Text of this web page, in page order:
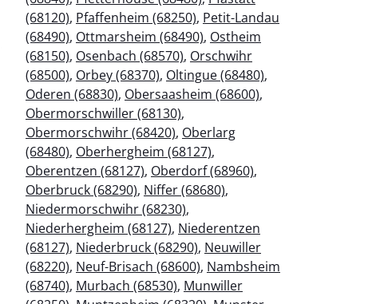
(68120), Pfaffenheim (68250), Petit-Landau
(68490), Ottmarsheim (68490), Ostheim
(68150), Osenbach (68570), Orschwihr
(68500), Orbey (68370), Oltingue (68480),
Oderen (68830), Obersaasheim (68600),
Obermorschwiller (68130),
Obermorschwihr (68420), Oberlarg
(68480), Oberhergheim (68127),
Oberentzen (68127), Oberdorf (68960),
Oberbruck (68290), Niffer (68680),
Niedermorschwihr (68230),
Niederhergheim (68127), Niederentzen
(68127), Niederbruck (68290), Neuwiller
(68220), Neuf-Brisach (68600), Nambsheim
(68740), Murbach (68530), Munwiller